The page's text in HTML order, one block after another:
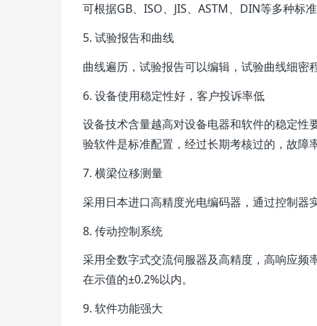
可根据GB、ISO、JIS、ASTM、DIN等多种标
5. 试验报告和曲线
曲线遍历，试验报告可以编辑，试验曲线细
6. 设备使用稳定性好，客户投诉率低
设备技术含量越高对设备电器和软件的稳定
验软件是标准配置，经过长期考核过的，故障
7. 横梁位移测量
采用日本进口高精度光电编码器，通过控制器
8. 传动控制系统
采用全数字式交流伺服器及高精度，高响应
在示值的±0.2%以内。
9. 软件功能强大